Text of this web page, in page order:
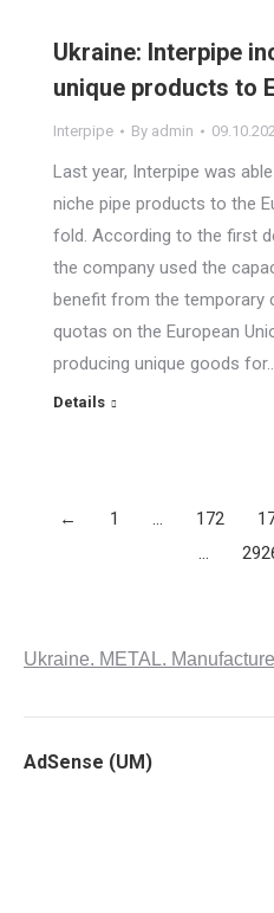
Ukraine: Interpipe
unique products to
Interpipe By admin
Last year, Interpipe was
niche pipe products to the
fold. According to the first
the company used the
benefit from the temporary
quotas on the European
producing unique goods
Details
← 1 … 172
…
Ukraine. METAL.
AdSense (UM)